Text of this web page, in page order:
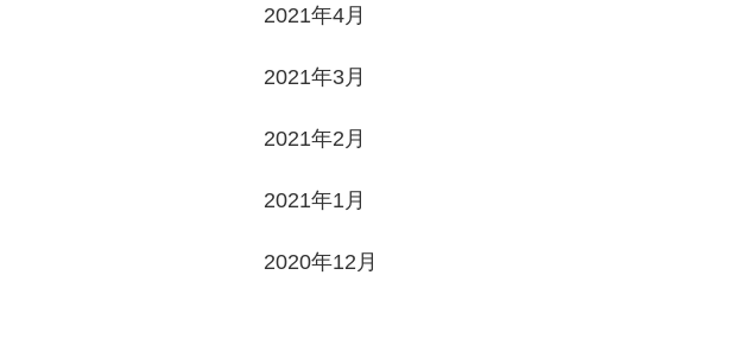
2021年4月
2021年3月
2021年2月
2021年1月
2020年12月